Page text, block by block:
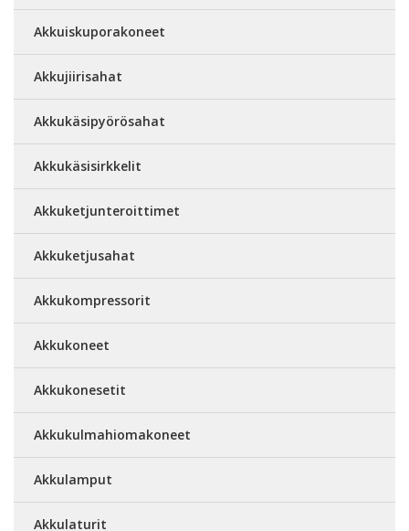
Akkuiskuporakoneet
Akkujiirisahat
Akkukäsipyörösahat
Akkukäsisirkkelit
Akkuketjunteroittimet
Akkuketjusahat
Akkukompressorit
Akkukoneet
Akkukonesetit
Akkukulmahiomakoneet
Akkulamput
Akkulaturit